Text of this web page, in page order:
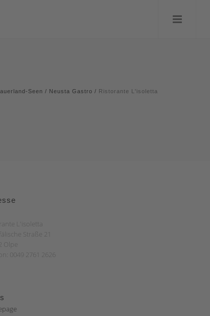
Seen / Neusta Gastro / Ristorante L'isoletta
L'isoletta
Straße 21
Olpe
0049 2761 2626